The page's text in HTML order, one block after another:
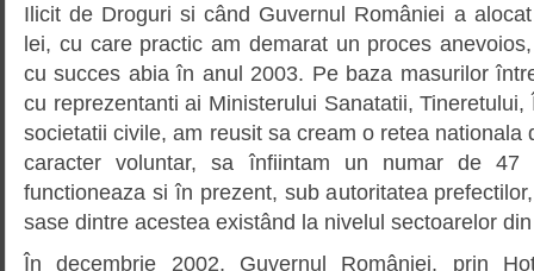
Ilicit de Droguri si când Guvernul României a
lei, cu care practic am demarat un proces
cu succes abia în anul 2003. Pe baza masurilor
cu reprezentanti ai Ministerului Sanatatii,
societatii civile, am reusit sa cream o retea nationala
caracter voluntar, sa înfiintam un numar de 47
functioneaza si în prezent, sub autoritatea
sase dintre acestea existând la nivelul sectoarelor
În decembrie 2002, Guvernul României, prin